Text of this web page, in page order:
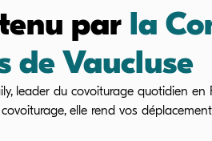
par la
de Vaucluse
leader du covoiturage quotidien en
elle rend vos